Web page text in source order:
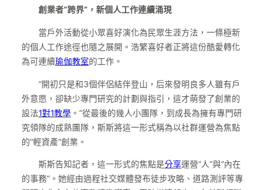
創業者“跨界”，新個人工作連續涌現
當戶外活動從小眾喜好演化為民眾生涯方法，一條極新
的個人工作途徑也隨之展開。浩繁喜好者正將這份酷愛轉化
為可連續瑜伽教室的工作。
“開初只是和3個伴侶結伴登山，后來發明良多人雖有戶
外意愿，卻缺少專門研究的計劃與指引，這才萌發了創業的
設法1對1教學 。”從最後的幾人小團隊，到成長為擁有專門研
究領隊的成熟團隊，斯斯將這一形式稱為以社群運營為焦點
的“輕資產”創業。
斯斯告知記者，這一形式的焦點是分享運營“人”與“內在
的事務”。她經由過程社交媒體發布徒步攻略、道路測評等專